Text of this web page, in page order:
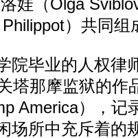
娃（Olga
）共同组
毕业的人权律
塔那摩监狱的
America），记
场所中充斥着的